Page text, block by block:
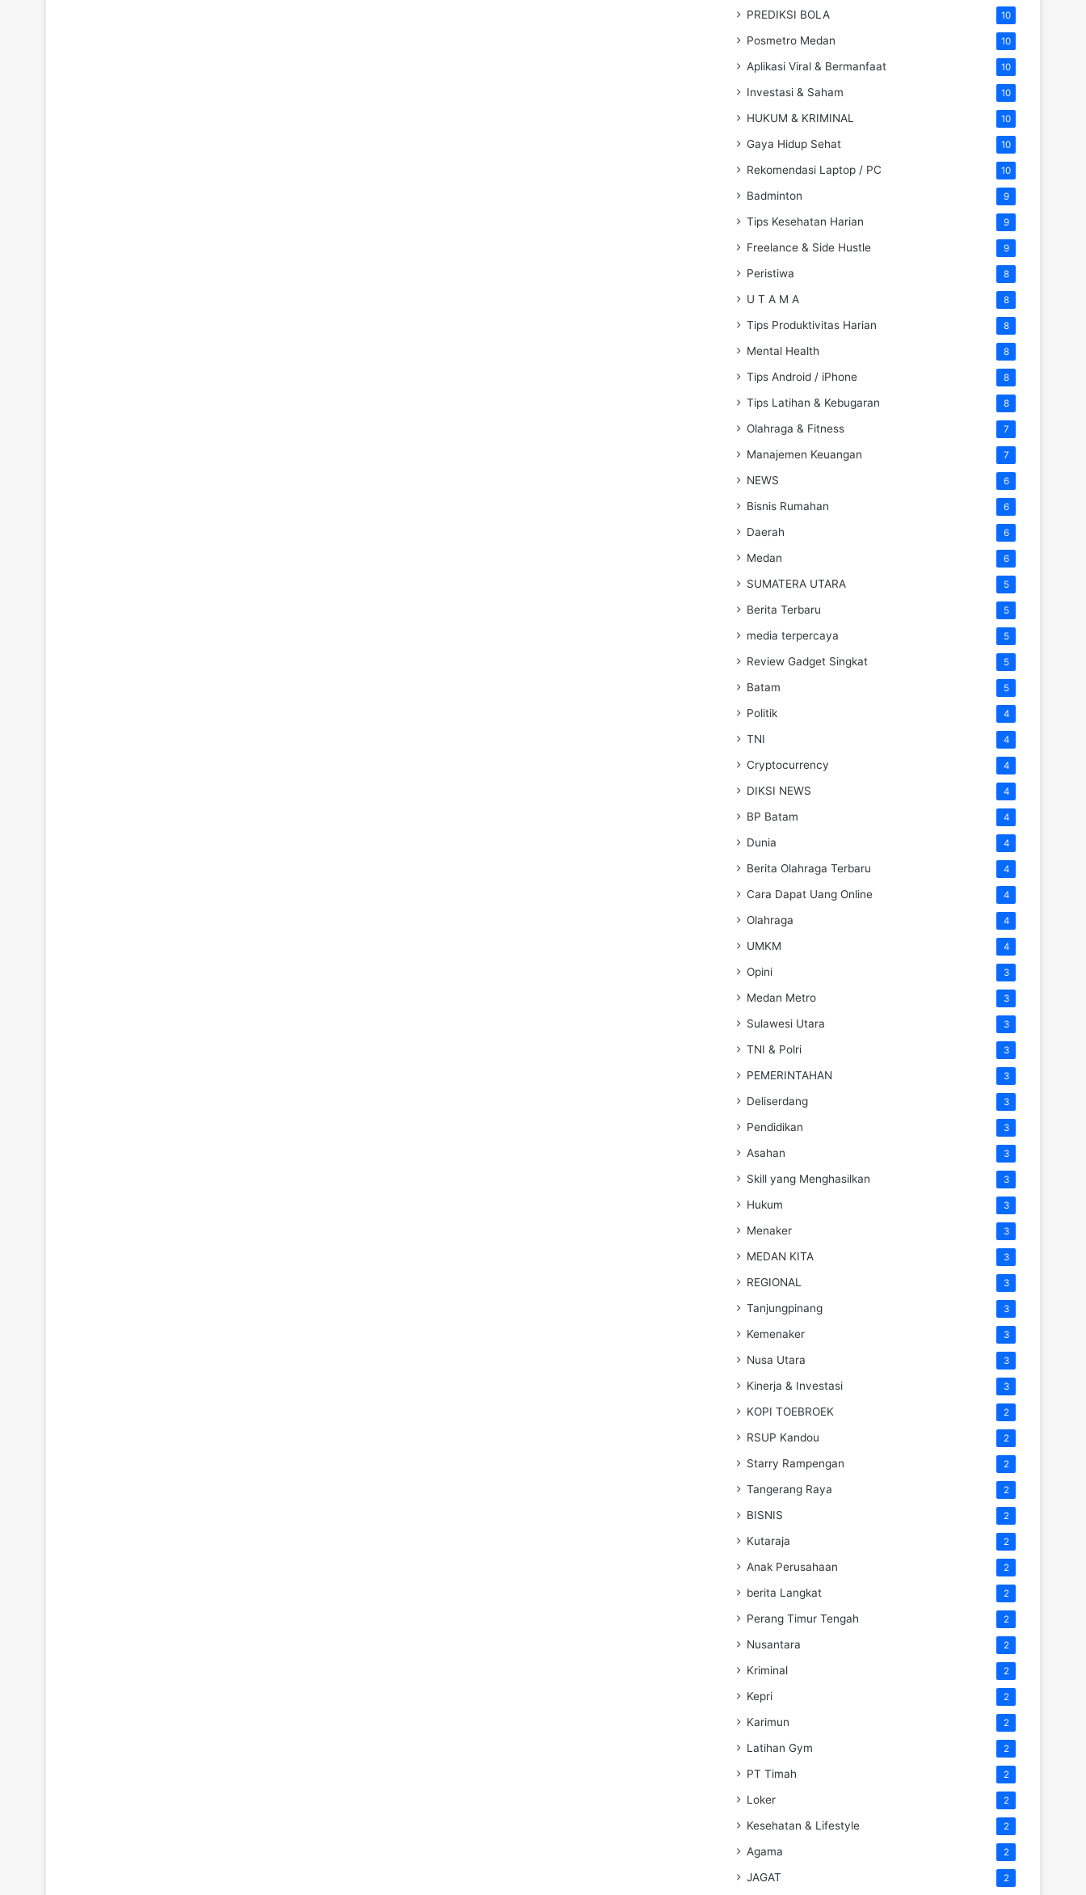
PREDIKSI BOLA 10
Posmetro Medan 10
Aplikasi Viral & Bermanfaat 10
Investasi & Saham 10
HUKUM & KRIMINAL 10
Gaya Hidup Sehat 10
Rekomendasi Laptop / PC 10
Badminton 9
Tips Kesehatan Harian 9
Freelance & Side Hustle 9
Peristiwa 8
U T A M A 8
Tips Produktivitas Harian 8
Mental Health 8
Tips Android / iPhone 8
Tips Latihan & Kebugaran 8
Olahraga & Fitness 7
Manajemen Keuangan 7
NEWS 6
Bisnis Rumahan 6
Daerah 6
Medan 6
SUMATERA UTARA 5
Berita Terbaru 5
media terpercaya 5
Review Gadget Singkat 5
Batam 5
Politik 4
TNI 4
Cryptocurrency 4
DIKSI NEWS 4
BP Batam 4
Dunia 4
Berita Olahraga Terbaru 4
Cara Dapat Uang Online 4
Olahraga 4
UMKM 4
Opini 3
Medan Metro 3
Sulawesi Utara 3
TNI & Polri 3
PEMERINTAHAN 3
Deliserdang 3
Pendidikan 3
Asahan 3
Skill yang Menghasilkan 3
Hukum 3
Menaker 3
MEDAN KITA 3
REGIONAL 3
Tanjungpinang 3
Kemenaker 3
Nusa Utara 3
Kinerja & Investasi 3
KOPI TOEBROEK 2
RSUP Kandou 2
Starry Rampengan 2
Tangerang Raya 2
BISNIS 2
Kutaraja 2
Anak Perusahaan 2
berita Langkat 2
Perang Timur Tengah 2
Nusantara 2
Kriminal 2
Kepri 2
Karimun 2
Latihan Gym 2
PT Timah 2
Loker 2
Kesehatan & Lifestyle 2
Agama 2
JAGAT 2